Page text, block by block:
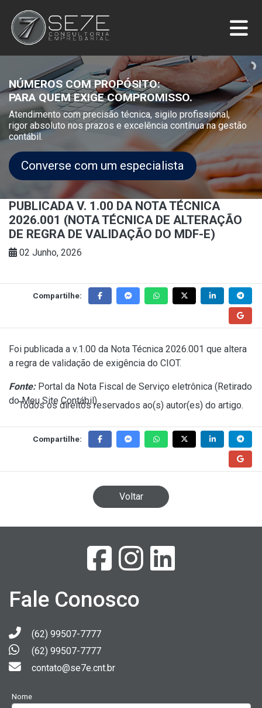
NÚMEROS COM PROPÓSITO:
PARA QUEM EXIGE COMPROMISSO.
Atendimento com precisão técnica, sigilo profissional,
rigor absoluto nos prazos e excelência contínua na gestão
contábil.
Converse com um especialista
PUBLICADA V. 1.00 DA NOTA TÉCNICA
2026.001 (NOTA TÉCNICA DE ALTERAÇÃO
DE REGRA DE VALIDAÇÃO DO MDF-E)
02 Junho, 2026
Compartilhe:
Foi publicada a v.1.00 da Nota Técnica 2026.001 que altera
a regra de validação de exigência do CIOT.
Fonte:Portal da Nota Fiscal de Serviço eletrônica (Retirado
do Meu Site Contábil)
Todos os direitos reservados ao(s) autor(es) do artigo.
Compartilhe:
Voltar
Fale Conosco
(62) 99507-7777
(62) 99507-7777
contato@se7e.cnt.br
Nome